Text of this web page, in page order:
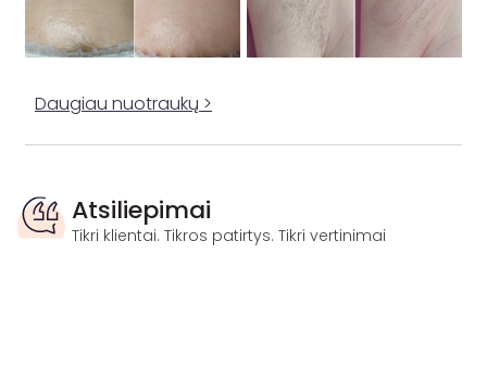
Daugiau nuotraukų >
Atsiliepimai
Tikri klientai. Tikros patirtys. Tikri vertinimai